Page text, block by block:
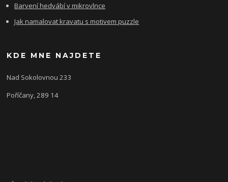
Barvení hedvábí v mikrovlnce
Jak namalovat kravatu s motivem puzzle
KDE MNE NAJDETE
Nad Sokolovnou 233
Poříčany, 289 14